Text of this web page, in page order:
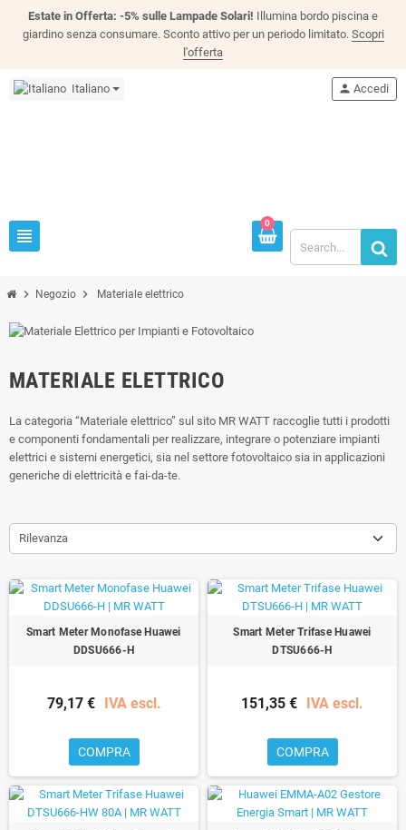
Estate in Offerta: -5% sulle Lampade Solari! Illumina bordo piscina e
giardino senza consumare. Sconto attivo per un periodo limitato. Scopri
l'offerta
Italiano
view_headline
person Accedi
0
chevron_right Negozio chevron_right Materiale elettrico
MATERIALE ELETTRICO
La categoria “Materiale elettrico” sul sito MR WATT raccoglie tutti i prodotti
e componenti fondamentali per realizzare, integrare o potenziare impianti
elettrici e sistemi energetici, sia nel settore fotovoltaico sia in applicazioni
generiche di elettricità e fai-da-te.
Rilevanza
Smart Meter Monofase Huawei
DDSU666-H
79,17 € IVA escl.
COMPRA
Smart Meter Trifase Huawei
DTSU666-H
151,35 € IVA escl.
COMPRA